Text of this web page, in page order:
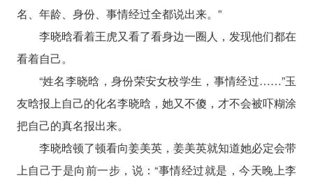
名、年龄、身份、事情经过全都说出来。”
李晓晗看着王虎又看了看身边一圈人，发现他们都在
看着自己。
“姓名李晓晗，身份荣安女校学生，事情经过……”玉
友晗报上自己的化名李晓晗，她又不傻，才不会被吓糊涂
把自己的真名报出来。
李晓晗顿了顿看向姜美英，姜美英就知道她必定会带
上自己于是向前一步，说：“事情经过就是，今天晚上李